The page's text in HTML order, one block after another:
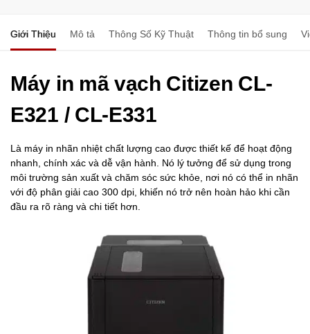
Giới Thiệu Mô tả Thông Số Kỹ Thuật Thông tin bổ sung
Máy in mã vạch Citizen CL-
E321 / CL-E331
Là máy in nhãn nhiệt chất lượng cao được thiết kế để hoạt động
nhanh, chính xác và dễ vận hành. Nó lý tưởng để sử dụng trong
môi trường sản xuất và chăm sóc sức khỏe, nơi nó có thể in nhãn
với độ phân giải cao 300 dpi, khiến nó trở nên hoàn hảo khi cần
đầu ra rõ ràng và chi tiết hơn.